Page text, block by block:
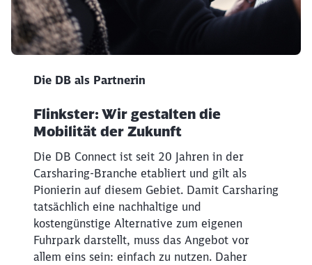
50 DB als Partnerin
Die DB als Partnerin
Flinkster: Wir gestalten die
Mobilität der Zukunft
Die DB Connect ist seit 20 Jahren in der
Carsharing-Branche etabliert und gilt als
Pionierin auf diesem Gebiet. Damit Carsharing
tatsächlich eine nachhaltige und
kostengünstige Alternative zum eigenen
Fuhrpark darstellt, muss das Angebot vor
allem eins sein: einfach zu nutzen. Daher